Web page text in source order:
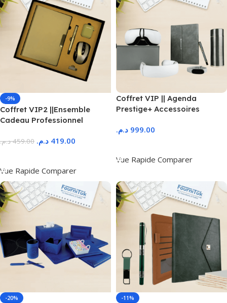
-9%
Coffret VIP2 ||Ensemble
Cadeau Professionnel
459.00 د.م. 419.00 د.م.
Vue Rapide Comparer
Coffret VIP || Agenda
Prestige+ Accessoires
999.00 د.م.
Vue Rapide Comparer
-20% -11%